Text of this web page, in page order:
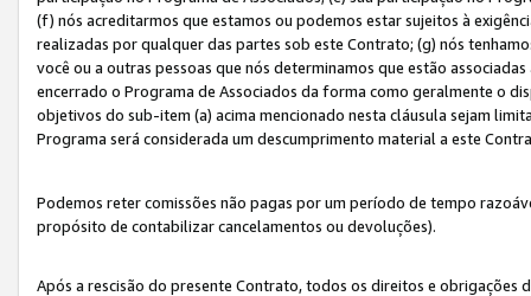
(f) nós acreditarmos que estamos ou podemos estar sujeitos à
realizadas por qualquer das partes sob este Contrato; (g) nós
você ou a outras pessoas que nós determinamos que estão
encerrado o Programa de Associados da forma como geralmente o
objetivos do sub-item (a) acima mencionado nesta cláusula sejam
Programa será considerada um descumprimento material a este
Podemos reter comissões não pagas por um período de tempo
propósito de contabilizar cancelamentos ou devoluções).
Após a rescisão do presente Contrato, todos os direitos e obrigações